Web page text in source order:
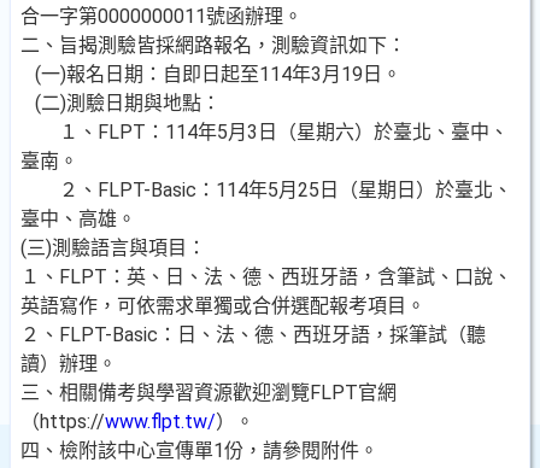
合一字第0000000011號函辦理。
二、旨揭測驗皆採網路報名，測驗資訊如下：
(一)報名日期：自即日起至114年3月19日。
(二)測驗日期與地點：
１、FLPT：114年5月3日（星期六）於臺北、臺中、
臺南。
２、FLPT-Basic：114年5月25日（星期日）於臺北、
臺中、高雄。
(三)測驗語言與項目：
１、FLPT：英、日、法、德、西班牙語，含筆試、口說、
英語寫作，可依需求單獨或合併選配報考項目。
２、FLPT-Basic：日、法、德、西班牙語，採筆試（聽
讀）辦理。
三、相關備考與學習資源歡迎瀏覽FLPT官網
（https://www.flpt.tw/）。
四、檢附該中心宣傳單1份，請參閱附件。